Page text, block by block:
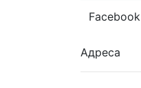
Facebook
Адреса